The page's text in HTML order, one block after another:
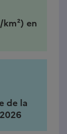
en
de la